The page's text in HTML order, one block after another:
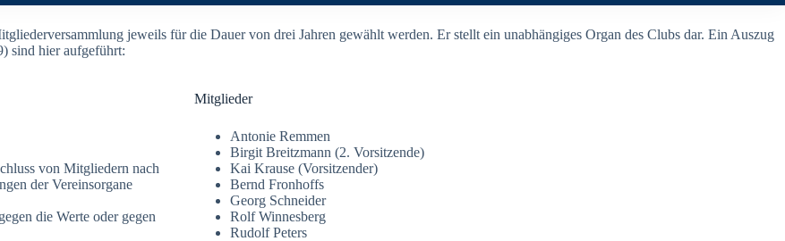
jeweils für die Dauer von drei Jahren gewählt werden. Er stellt ein unabhängiges Organ des Clubs dar. Ein Auszug
sind hier aufgeführt:
von Mitgliedern nach
der Vereinsorgane
die Werte oder gegen
Mitglieder
Antonie Remmen
Birgit Breitzmann (2. Vorsitzende)
Kai Krause (Vorsitzender)
Bernd Fronhoffs
Georg Schneider
Rolf Winnesberg
Rudolf Peters